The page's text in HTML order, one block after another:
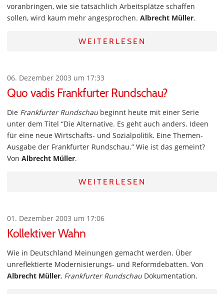
voranbringen, wie sie tatsächlich Arbeitsplätze schaffen
sollen, wird kaum mehr angesprochen. Albrecht Müller.
WEITERLESEN
06. Dezember 2003 um 17:33
Quo vadis Frankfurter Rundschau?
Die Frankfurter Rundschau beginnt heute mit einer Serie
unter dem Titel “Die Alternative. Es geht auch anders. Ideen
für eine neue Wirtschafts- und Sozialpolitik. Eine Themen-
Ausgabe der Frankfurter Rundschau.” Wie ist das gemeint?
Von Albrecht Müller.
WEITERLESEN
01. Dezember 2003 um 17:06
Kollektiver Wahn
Wie in Deutschland Meinungen gemacht werden. Über
unreflektierte Modernisierungs- und Reformdebatten. Von
Albrecht Müller, Frankfurter Rundschau Dokumentation.